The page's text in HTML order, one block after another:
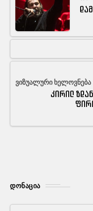
ᲕᲘᲖᲣᲐᲚᲣᲠᲘ ᲮᲔᲚᲝᲕᲜᲔᲑᲐ
კირილ
ᲓᲝᲜᲐᲪᲘᲐ